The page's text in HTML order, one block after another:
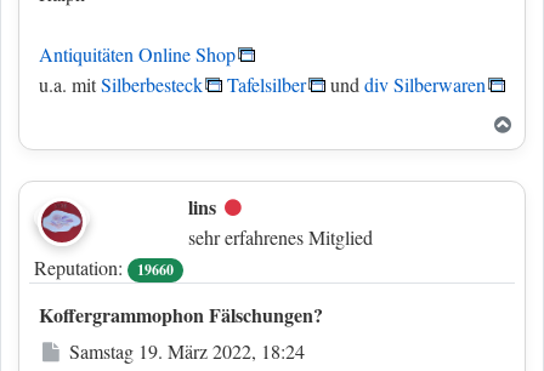
Antiquitäten Online Shop
u.a. mitSilberbesteck Tafelsilber und div Silberwaren
lins Offline
sehr erfahrenes Mitglied
Reputation:
19660
Koffergrammophon Fälschungen?
Beitrag
Samstag 19. März 2022, 18:24